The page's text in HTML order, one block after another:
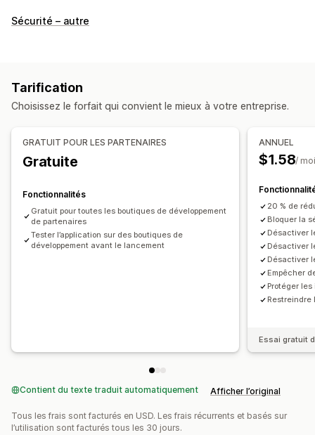
Ressources protégées
Copier-coller
Glisser-déposer Inspecter l’élément
Sécurité – autre
Tarification
Choisissez le forfait qui convient le mieux à votre entreprise.
GRATUIT POUR LES PARTENAIRES
Gratuite
Fonctionnalités
Gratuit pour toutes les boutiques de développement
de partenaires
Tester l’application sur des boutiques de
développement avant le lancement
ANNUEL
$1.58/
20 % de
Bloquer la
Désactiver
Désactiver
Désactiver
Empêcher
Protéger
Essai gratuit
Contient du texte traduit automatiquement Afficher l’original
Tous les frais sont facturés en USD. Les frais récurrents et basés sur
l’utilisation sont facturés tous les 30 jours.